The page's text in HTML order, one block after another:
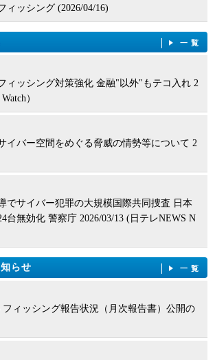
ィッシング (2026/04/16)
一覧
ィッシング対策強化 金融"以外"もテコ入れ 2
）
イバー空間をめぐる脅威の情勢等について 2
でサイバー犯罪の大規模国際共同捜査 日本
台無効化 警察庁 2026/03/13 (日テレNEWS N
らせ 一覧
フィッシング報告状況（月次報告書）公開の